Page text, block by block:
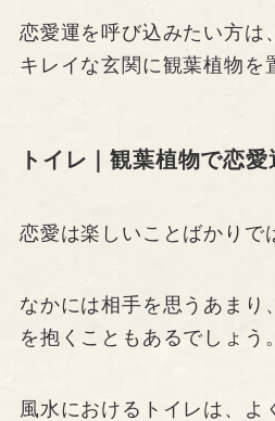
恋愛運を呼び込みたい方は
キレイな玄関に観葉植物を
トイレ｜観葉植物で恋
恋愛は楽しいことばかりで
なかには相手を思うあまり
を抱くこともあるでしょう。
風水におけるトイレは、よ